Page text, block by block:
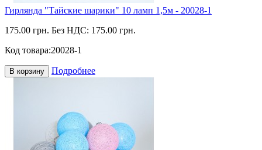
Гирлянда "Тайские шарики" 10 ламп 1,5м - 20028-1
175.00 грн. Без НДС: 175.00 грн.
Код товара:20028-1
В корзину Подробнее